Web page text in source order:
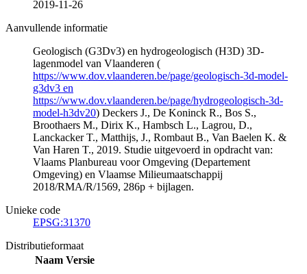
2019-11-26
Aanvullende informatie
Geologisch (G3Dv3) en hydrogeologisch (H3D) 3D-
lagenmodel van Vlaanderen (
https://www.dov.vlaanderen.be/page/geologisch-3d-model-
g3dv3 en
https://www.dov.vlaanderen.be/page/hydrogeologisch-3d-
model-h3dv20) Deckers J., De Koninck R., Bos S.,
Broothaers M., Dirix K., Hambsch L., Lagrou, D.,
Lanckacker T., Matthijs, J., Rombaut B., Van Baelen K. &
Van Haren T., 2019. Studie uitgevoerd in opdracht van:
Vlaams Planbureau voor Omgeving (Departement
Omgeving) en Vlaamse Milieumaatschappij
2018/RMA/R/1569, 286p + bijlagen.
Unieke code
EPSG:31370
Distributieformaat
Naam Versie